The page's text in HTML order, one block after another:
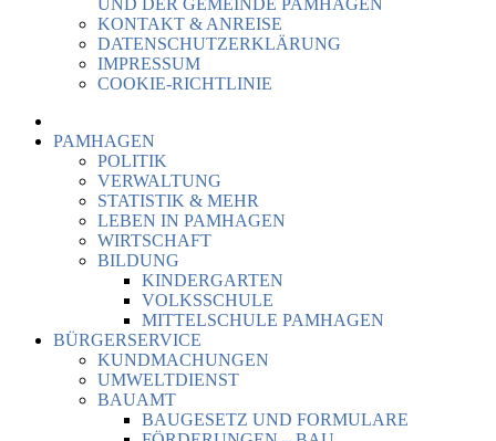
UND DER GEMEINDE PAMHAGEN
KONTAKT & ANREISE
DATENSCHUTZERKLÄRUNG
IMPRESSUM
COOKIE-RICHTLINIE
PAMHAGEN
POLITIK
VERWALTUNG
STATISTIK & MEHR
LEBEN IN PAMHAGEN
WIRTSCHAFT
BILDUNG
KINDERGARTEN
VOLKSSCHULE
MITTELSCHULE PAMHAGEN
BÜRGERSERVICE
KUNDMACHUNGEN
UMWELTDIENST
BAUAMT
BAUGESETZ UND FORMULARE